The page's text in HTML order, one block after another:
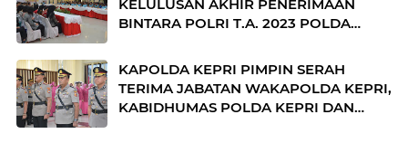
KELULUSAN AKHIR PENERIMAAN
BINTARA POLRI T.A. 2023 POLDA
KAPOLDA KEPRI PIMPIN SERAH
TERIMA JABATAN WAKAPOLDA KEPRI,
KABIDHUMAS POLDA KEPRI DAN